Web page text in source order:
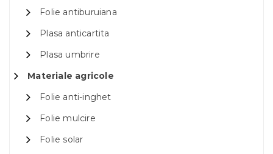
Folie antiburuiana
Plasa anticartita
Plasa umbrire
Materiale agricole
Folie anti-inghet
Folie mulcire
Folie solar